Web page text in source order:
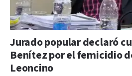
Jurado popular declaró
Benítez por el femicidio
Leoncino